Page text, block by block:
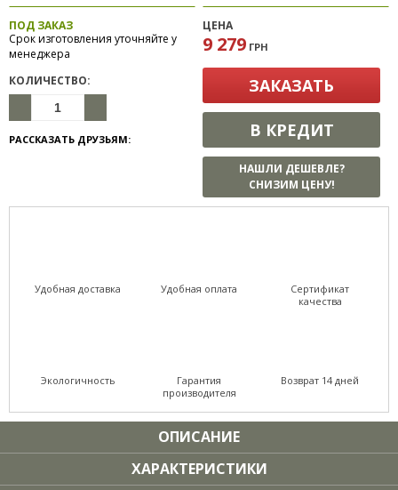
ПОД ЗАКАЗ
Срок изготовления уточняйте у
менеджера
КОЛИЧЕСТВО:
РАССКАЗАТЬ ДРУЗЬЯМ:
ЦЕНА
9 279 ГРН
ЗАКАЗАТЬ
В КРЕДИТ
НАШЛИ ДЕШЕВЛЕ?
СНИЗИМ ЦЕНУ!
Удобная доставка Удобная оплата
Сертификат
качества
Экологичность
Гарантия
производителя
Возврат 14 дней
ОПИСАНИЕ
ХАРАКТЕРИСТИКИ